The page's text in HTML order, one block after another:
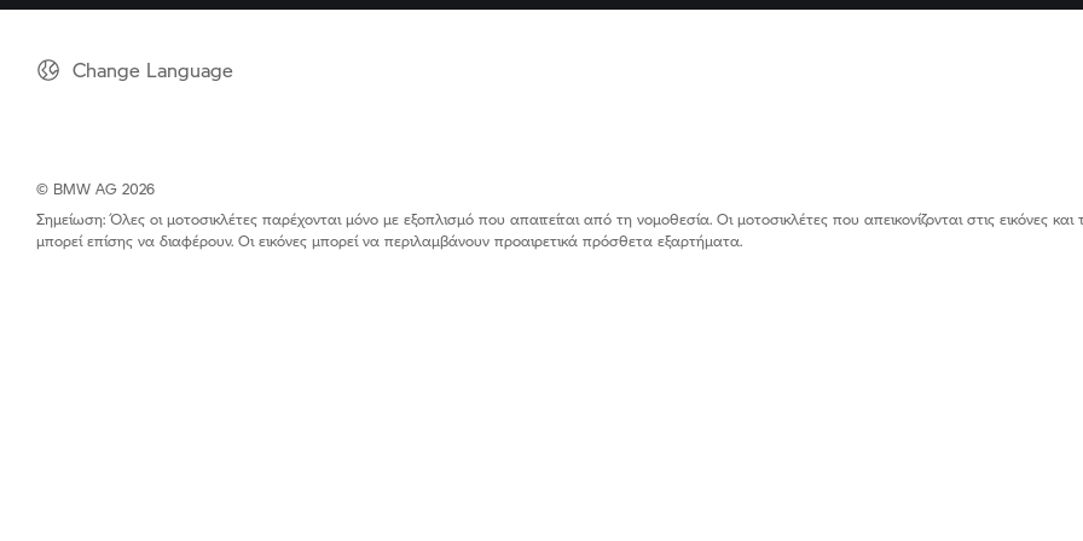
Change Language
© BMW AG 2026
Σημείωση: Όλες οι μοτοσικλέτες παρέχονται μόνο με εξοπλισμό που απαιτείται από τη νομοθεσία. Οι μοτοσικλέτες που απεικονίζονται στις εικόνες
μπορεί επίσης να διαφέρουν. Οι εικόνες μπορεί να περιλαμβάνουν προαιρετικά πρόσθετα εξαρτήματα.